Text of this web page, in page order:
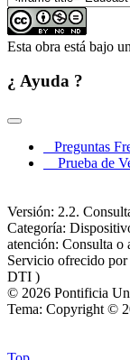
Esta obra está bajo
¿ Ayuda ?
Preguntas
Prueba de
Versión: 2.2.
Categoría:
atención: Consulta o
Servicio ofrecido
DTI )
© 2026 Pontificia
Tema: Copyright ©